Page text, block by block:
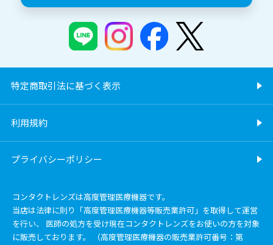
特定商取引法に基づく表示
利用規約
プライバシーポリシー
コンタクトレンズは高度管理医療機器です。
当店は法律に則り「高度管理医療機器等販売業許可」を取得して運営
を行い、 医師の処方を受け現在コンタクトレンズをお使いの方を対象
に販売しております。 （高度管理医療機器の販売業許可番号：第